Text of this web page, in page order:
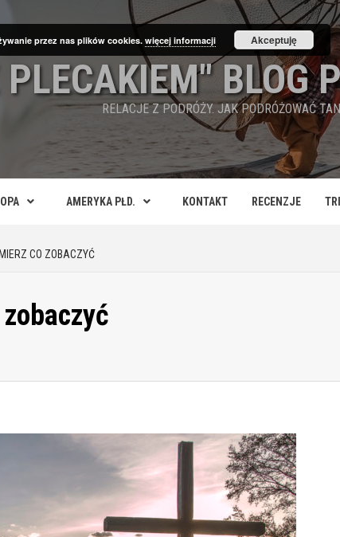
BLOG
RELACJE Z PODRÓŻY. JAK PODRÓŻOWAĆ
AMERYKA PŁD. KONTAKT RECENZJE
CO ZOBACZYĆ
przez nas plików cookies. więcej informacji Akceptuję